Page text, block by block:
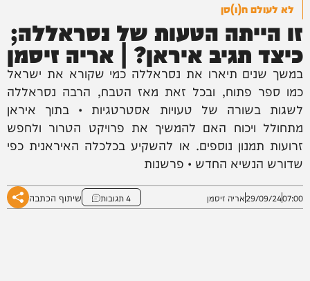
לא לעולם ח(ו)סן
זו הייתה הטעות של נסראללה;
כיצד תגיב איראן? | אריה זיסמן
במשך שנים תיארו את נסראללה כמי שקורא את ישראל
כמו ספר פתוח, ובכל זאת מאז הטבח, הרבה נסראללה
לשגות בשורה של טעויות אסטרטגיות • בתוך איראן
מתחולל ויכוח האם להמשיך את פרויקט הטרור ולחפש
זרועות תמנון נוספים. או להשקיע בכלכלה האיראנית כפי
שדורש הנשיא החדש • פרשנות
07:00
29/09/24אריה זיסמן 4 תגובות שיתוף הכתבה